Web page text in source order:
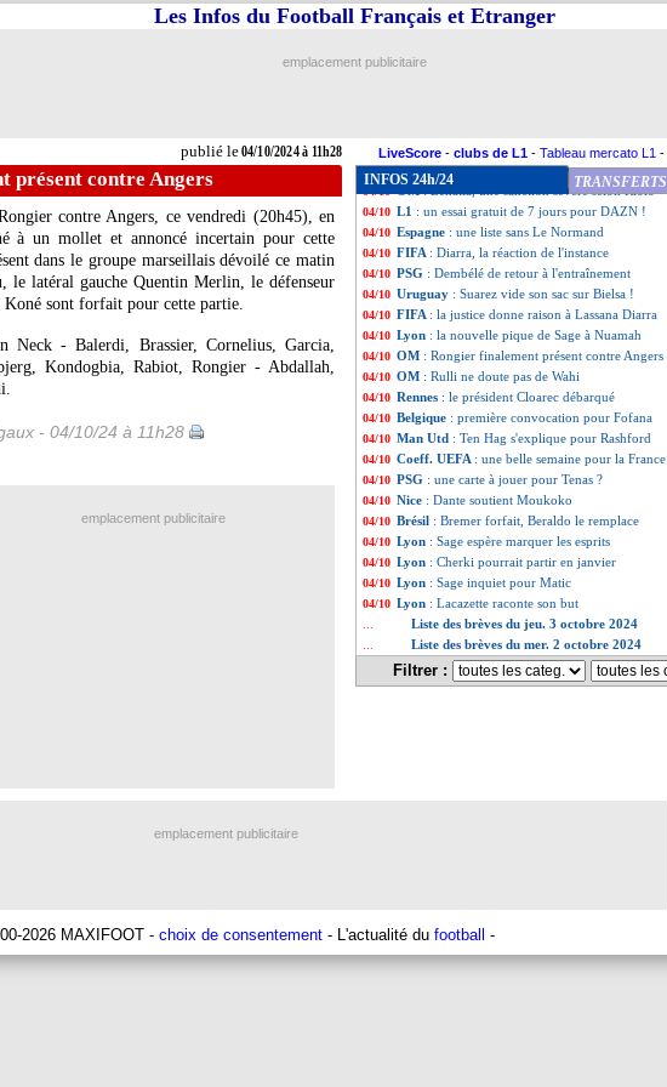
publié le04/10/2024 à 11h28
Les Infos du Football Français et Etranger
emplacement publicitaire
LiveScore - clubs de L1 - Tableau mercato L1 -
présent contre Angers
contre Angers, ce vendredi (20h45), en
à un mollet et annoncé incertain pour cette
dans le groupe marseillais dévoilé ce matin
le latéral gauche Quentin Merlin, le défenseur
sont forfait pour cette partie.
Neck - Balerdi, Brassier, Cornelius, Garcia,
Kondogbia, Rabiot, Rongier - Abdallah,
- 04/10/24 à 11h28
INFOS 24h/24 TRANSFERTS
04/10 OM: Rulli dévoile ses modèles
04/10 Allemagne: Musiala remplacé par Leweling
04/10 EdF: Griezmann irremplaçable pour Nkunku
04/10 L2: grève en Corse, 2 matchs reportés
04/10 Lyon: Nantes va acheter Lepenant
: Benatia, une sanction sévère selon Riolo
04/10 L1 : un essai gratuit de 7 jours pour DAZN !
04/10 Espagne : une liste sans Le Normand
04/10 FIFA : Diarra, la réaction de l'instance
04/10 PSG : Dembélé de retour à l'entraînement
04/10 Uruguay : Suarez vide son sac sur Bielsa !
04/10 FIFA : la justice donne raison à Lassana Diarra
04/10 Lyon : la nouvelle pique de Sage à Nuamah
04/10 OM : Rongier finalement présent contre Angers
04/10 OM : Rulli ne doute pas de Wahi
04/10 Rennes : le président Cloarec débarqué
04/10 Belgique : première convocation pour Fofana
04/10 Man Utd : Ten Hag s'explique pour Rashford
04/10 Coeff. UEFA : une belle semaine pour la France
04/10 PSG : une carte à jouer pour Tenas ?
04/10 Nice : Dante soutient Moukoko
04/10 Brésil : Bremer forfait, Beraldo le remplace
04/10 Lyon : Sage espère marquer les esprits
04/10 Lyon : Cherki pourrait partir en janvier
04/10 Lyon : Sage inquiet pour Matic
04/10 Lyon : Lacazette raconte son but
Liste des brèves du jeu. 3 octobre 2024
Liste des brèves du mer. 2 octobre 2024
Filtrer :
emplacement publicitaire
emplacement publicitaire
2026 MAXIFOOT - choix de consentement - L'actualité du football -